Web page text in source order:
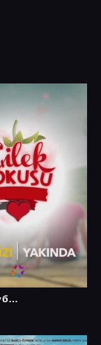
Запах клубники